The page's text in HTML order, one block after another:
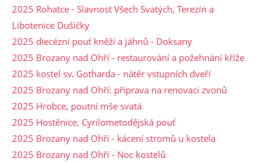
2025 Rohatce - Slavnost Všech Svatých, Terezín a
Libotenice Dušičky
2025 diecézní pouť kněží a jáhnů - Doksany
2025 Brozany nad Ohří - restaurování a požehnání kříže
2025 kostel sv. Gotharda - nátěr vstupních dveří
2025 Brozany nad Ohří: příprava na renovaci zvonů
2025 Hrobce, poutní mše svatá
2025 Hostěnice, Cyrilometodějská pouť
2025 Brozany nad Ohří - kácení stromů u kostela
2025 Brozany nad Ohří - Noc kostelů